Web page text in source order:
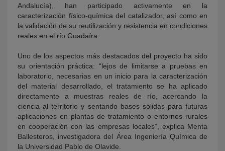
Andalucía), han participado activamente en la
caracterización físico-química del catalizador, así como en
la validación de su reutilización y resistencia en condiciones
reales en el río Guadaíra.
Uno de los aspectos más destacados del proyecto ha sido
su orientación práctica: “lejos de limitarse a pruebas en
laboratorio, necesarias en un inicio para la caracterización
del material desarrollado, el tratamiento se ha aplicado
directamente a muestras reales de río, acercando la
ciencia al territorio y sentando bases sólidas para futuras
aplicaciones en plantas de tratamiento o entornos rurales
en cooperación con las empresas locales”, explica Menta
Ballesteros, investigadora del Área Ingeniería Química de
la Universidad Pablo de Olavide.